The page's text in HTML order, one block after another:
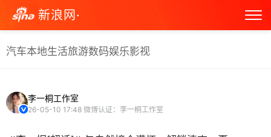
新浪网·
汽车本地生活旅游数码娱乐影视
李一桐工作室
26-05-10 17:48 微博认证：李一桐工作室